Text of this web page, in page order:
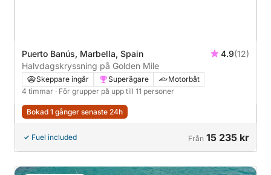
Puerto Banús, Marbella, Spain 4.9(12)
Halvdagskryssning på Golden Mile
Skeppare ingår Superägare
Motorbåt
4 timmar · För grupper på upp till 11 personer
Bokad 1 gånger senaste 24h
Fuel included Från 15 235 kr